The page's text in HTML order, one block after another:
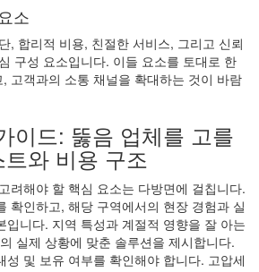
소
, 합리적 비용, 친절한 서비스, 그리고 신뢰
구성 요소입니다. 이들 요소를 토대로 한
고객과의 소통 채널을 확대하는 것이 바람
이드: 뚫음 업체를 고를
와 비용 구조
려해야 할 핵심 요소는 다방면에 걸칩니다.
확인하고, 해당 구역에서의 현장 경험과 실
입니다. 지역 특성과 계절적 영향을 잘 아는
실제 상황에 맞춘 솔루션을 제시합니다.
성 및 보유 여부를 확인해야 합니다. 고압세